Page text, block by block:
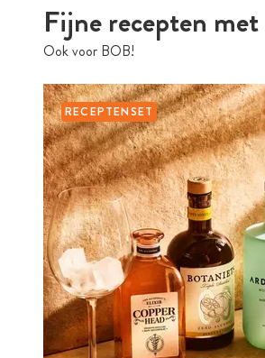
Fijne recepten
Ook voor BOB!
RECEPTENSET